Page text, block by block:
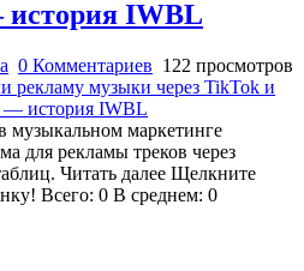
история IWBL
0 Комментариев 122 просмотров
музыкальном маркетинге
для рекламы треков через
Читать далее Щелкните
Всего: 0 В среднем: 0